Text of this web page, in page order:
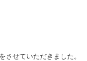
せていただきました。